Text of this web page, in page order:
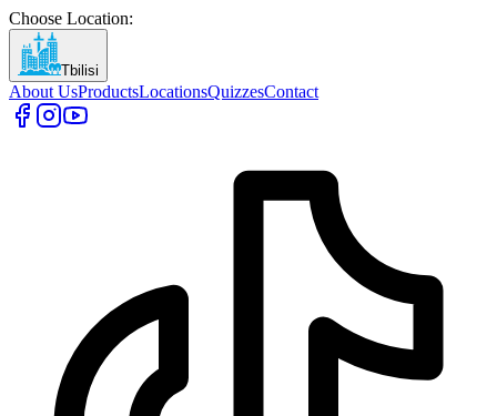
Choose Location:
Tbilisi
About UsProductsLocationsQuizzesContact